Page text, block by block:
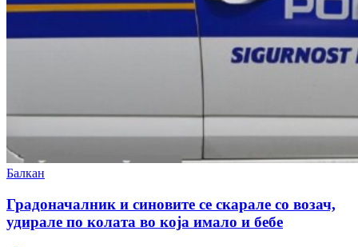
Балкан
Градоначалник и синовите се скарале со возач,
удирале по колата во која имало и бебе